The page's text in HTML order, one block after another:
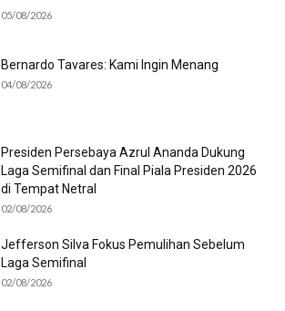
05/08/2026
Bernardo Tavares: Kami Ingin Menang
04/08/2026
Presiden Persebaya Azrul Ananda Dukung
Laga Semifinal dan Final Piala Presiden 2026
di Tempat Netral
02/08/2026
Jefferson Silva Fokus Pemulihan Sebelum
Laga Semifinal
02/08/2026